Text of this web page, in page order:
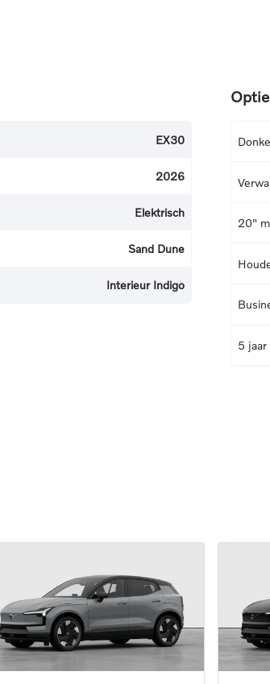
EX30
2026
Elektrisch
Sand Dune
Interieur Indigo
20"
5 jaar